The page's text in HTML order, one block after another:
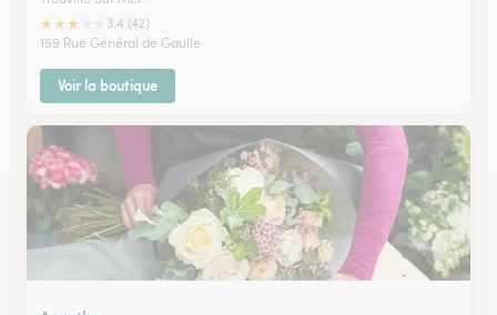
★★★
3.4 (42)
159 Rue Général de Gaulle
Voir la boutique